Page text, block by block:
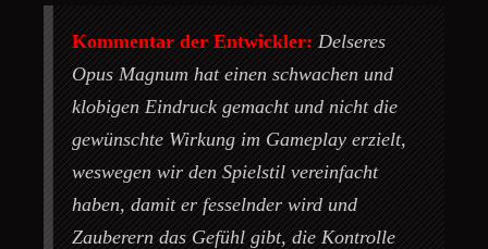
Kommentar der Entwickler: Delseres
Opus Magnum hat einen schwachen und
klobigen Eindruck gemacht und nicht die
gewünschte Wirkung im Gameplay erzielt,
weswegen wir den Spielstil vereinfacht
haben, damit er fesselnder wird und
Zauberern das Gefühl gibt, die Kontrolle